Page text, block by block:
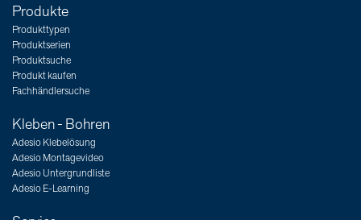
Produkte
Produkttypen
Produktserien
Produktsuche
Produkt kaufen
Fachhändlersuche
Kleben - Bohren
Adesio Klebelösung
Adesio Montagevideo
Adesio Untergrundliste
Adesio E-Learning